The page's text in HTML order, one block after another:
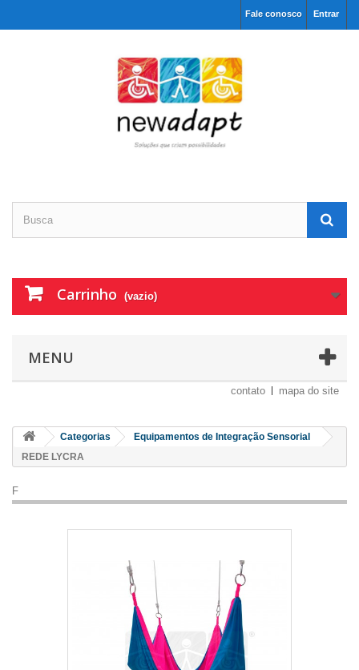
Entrar
Fale conosco
Carrinho (vazio)
MENU
contato mapa do site
Categorias
Equipamentos de Integração Sensorial
REDE LYCRA
F